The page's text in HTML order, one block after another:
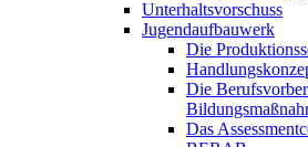
Unterhaltsvorschuss
Jugendaufbauwerk
Die
Die
Das